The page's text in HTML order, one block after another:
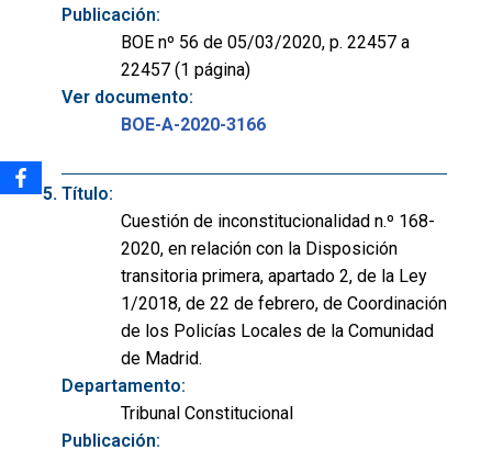
Publicación:
BOE nº 56 de 05/03/2020, p. 22457 a
22457 (1 página)
Ver documento:
BOE-A-2020-3166
Título:
Cuestión de inconstitucionalidad n.º 168-
2020, en relación con la Disposición
transitoria primera, apartado 2, de la Ley
1/2018, de 22 de febrero, de Coordinación
de los Policías Locales de la Comunidad
de Madrid.
Departamento:
Tribunal Constitucional
Publicación: